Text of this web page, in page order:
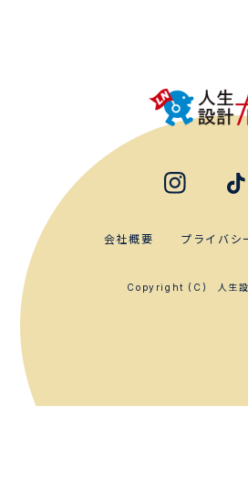
会社概要 プライバシ
Copyright (C) 人生